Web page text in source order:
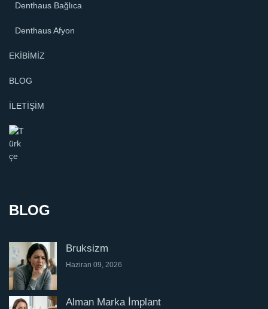
Denthaus Bağlıca
Denthaus Afyon
EKİBİMİZ
BLOG
İLETİŞİM
BLOG
Bruksizm
Haziran 09, 2026
Alman Marka İmplant